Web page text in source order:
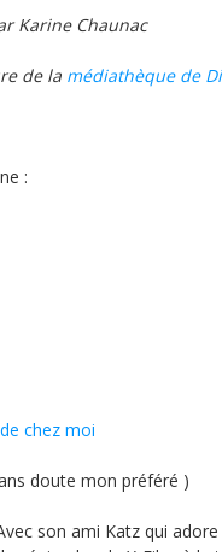
Karine Chaunac
de la médiathèque de
:
chez moi
doute mon préféré )
son ami Katz qui